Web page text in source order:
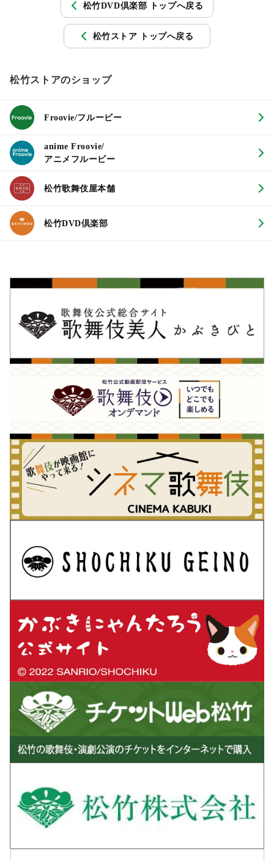
松竹DVD倶楽部 トップへ戻る
松竹ストア トップへ戻る
松竹ストアのショップ
Froovie/フルービー
anime Froovie/
アニメフルービー
松竹歌舞伎屋本舗
松竹DVD倶楽部